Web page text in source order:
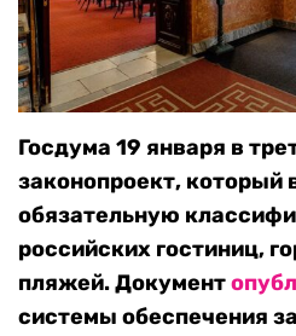
Госдума 19 января в
законопроект, который
обязательную
российских гостиниц,
пляжей. Документ
системы обеспечения